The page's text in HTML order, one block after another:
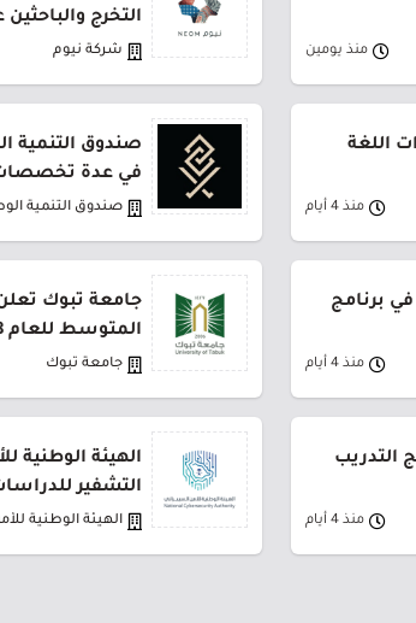
منذ يومين
التخرج
شركة نيوم
اللغة
منذ 4 أيام
صندوق التنمية
في عدة
صندوق التنمية
برنامج
منذ 4 أيام
جامعة تبوك
المتوسط للعام 1448هـ
جامعة تبوك
التدريب
منذ 4 أيام
الهيئة الوطنية
التشفير
الهيئة الوطنية